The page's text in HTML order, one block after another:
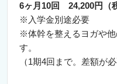
6ヶ月10回 24,200円（
※入学金別途必要
※体幹を整えるヨガや
す。
（1期4回まで。差額が